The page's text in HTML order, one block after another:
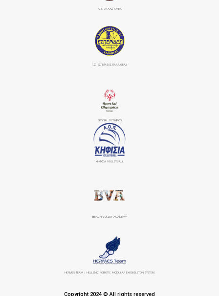
Α.Σ. ΑΤΛΑΣ ΑΜΕΑ
Γ.Σ. ΕΣΠΕΡΙΔΕΣ ΚΑΛΛΙΘΕΑΣ
SPECIAL OLYMPICS
ΚΗΦΙΣΙΆ VOLLEYBALL
BEACH VOLLEY ACADEMY
HERMES TEAM | HELLENIC ROBOTIC MODULAR EXOSKELETON SYSTEM
Copyright 2024 © All rights reserved